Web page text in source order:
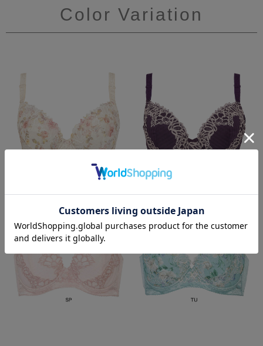
Color Variation